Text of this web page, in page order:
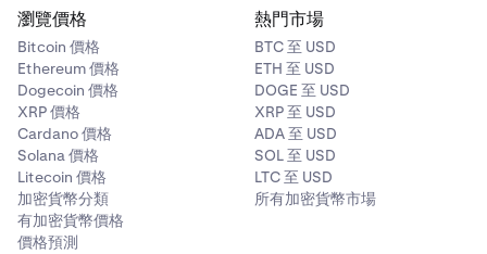
✅
✅
Linea
✅
✅
瀏覽價格
Bitcoin 價格
Ethereum 價格
Dogecoin 價格
XRP 價格
Cardano 價格
Solana 價格
Litecoin 價格
加密貨幣分類
有加密貨幣價格
價格預測
熱門市場
BTC 至 USD
ETH 至 USD
DOGE 至 USD
XRP 至 USD
ADA 至 USD
SOL 至 USD
LTC 至 USD
所有加密貨幣市場